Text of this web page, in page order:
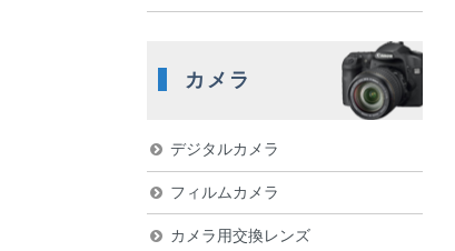
カメラ
デジタルカメラ
フィルムカメラ
カメラ用交換レンズ